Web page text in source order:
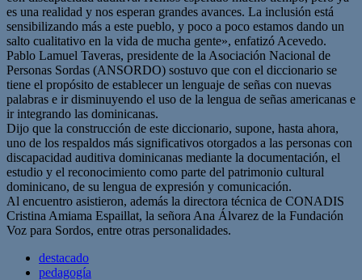
es una realidad y nos esperan grandes avances. La inclusión está
sensibilizando más a este pueblo, y poco a poco estamos dando un
salto cualitativo en la vida de mucha gente», enfatizó Acevedo.
Pablo Lamuel Taveras, presidente de la Asociación Nacional de
Personas Sordas (ANSORDO) sostuvo que con el diccionario se
tiene el propósito de establecer un lenguaje de señas con nuevas
palabras e ir disminuyendo el uso de la lengua de señas americanas e
ir integrando las dominicanas.
Dijo que la construcción de este diccionario, supone, hasta ahora,
uno de los respaldos más significativos otorgados a las personas con
discapacidad auditiva dominicanas mediante la documentación, el
estudio y el reconocimiento como parte del patrimonio cultural
dominicano, de su lengua de expresión y comunicación.
Al encuentro asistieron, además la directora técnica de CONADIS
Cristina Amiama Espaillat, la señora Ana Álvarez de la Fundación
Voz para Sordos, entre otras personalidades.
destacado
pedagogía